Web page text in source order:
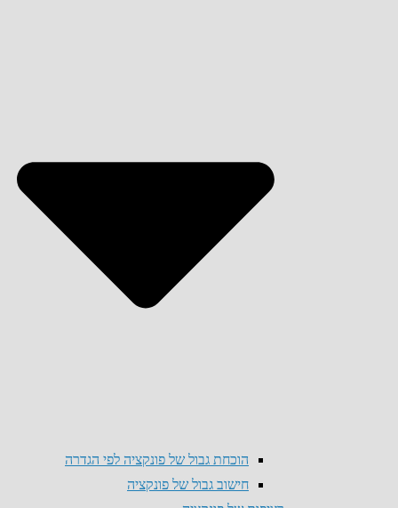
הוכחת גבול של פונקציה לפי הגדרה
חישוב גבול של פונקציה